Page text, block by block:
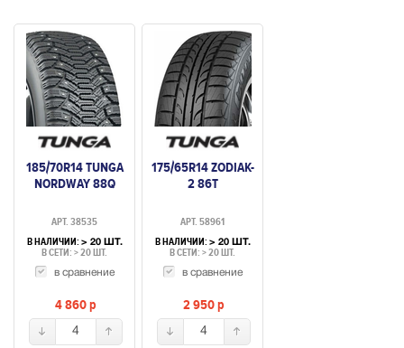
185/70R14 TUNGA
NORDWAY 88Q
АРТ. 38535
В НАЛИЧИИ: > 20 ШТ.
В СЕТИ: > 20 ШТ.
в сравнение
4 860p
4
175/65R14 ZODIAK-
2 86T
АРТ. 58961
В НАЛИЧИИ: > 20 ШТ.
В СЕТИ: > 20 ШТ.
в сравнение
2 950p
4